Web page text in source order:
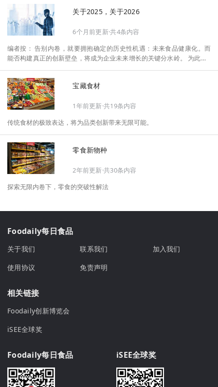
关于2025，关于2026
6个月前更新·共4条内容
编者按： 告别内卷，就要拥抱确定的历史性机遇：未来食品健康化。而
能否构建真正的创新壁垒，将成为企业未来增长的关键分水岭。 为此，F
将以“创新产品”透视“未来机会”，以全球视野探寻中国机遇、增长解法，
拆解年度标杆的增长逻辑与谋篇布局，深挖“药食同源”“低GI”“老龄营
养”“清洁标签”等热门赛道的爆品基因，从趋势预判、品类创新、未来增长
机会、企业战略布局以及渠道变革等，为行业提供务实、前瞻的开年创新
宝藏食材
1年前更新·共19条内容
传统食材的极致表达，将为品类创新带来无限可能。
零食新物种
2年前更新·共30条内容
探索无限内卷下，零食的突破性解法
Foodaily每日食品
关于我们 联系我们
加入我们
使用协议
免责声明
相关链接
Foodaily创新博览会
iSEE全球奖
Foodaily每日食品 iSEE全球奖